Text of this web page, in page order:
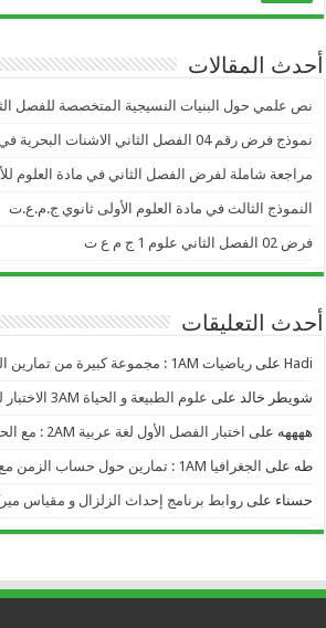
أحدث المقالات
نص علمي حول البنيات النسيجية المتخصصة للفصل
نموذج فرض رقم 04 الفصل الثاني الاشنات البحرية في مادة العلوم 1 ج م ع ت
مراجعة شاملة لفرض الفصل الثاني في مادة العلوم
النموذج الثالث في مادة العلوم الأولى ثانوي ج.م.ع.ت
فرض 02 الفصل الثاني علوم 1 ج م ع ت
أحدث التعليقات
Hadi علىرياضيات 1AM : مجموعة كبيرة من تمارين الفصل 2 + الحل
شويطر خالد على علوم الطبيعة و الحياة 3AM الاختبار للثلاثي الأول مع الحل
ههههه على اختبار الفصل الأول لغة عربية 2AM : مع الحل
طه على الجغرافيا 1AM : تمارين حول حساب الزمن مع القاعدة الصحيحة
حسناء علىروابط برنامج إحداث الزلزال و مقياس